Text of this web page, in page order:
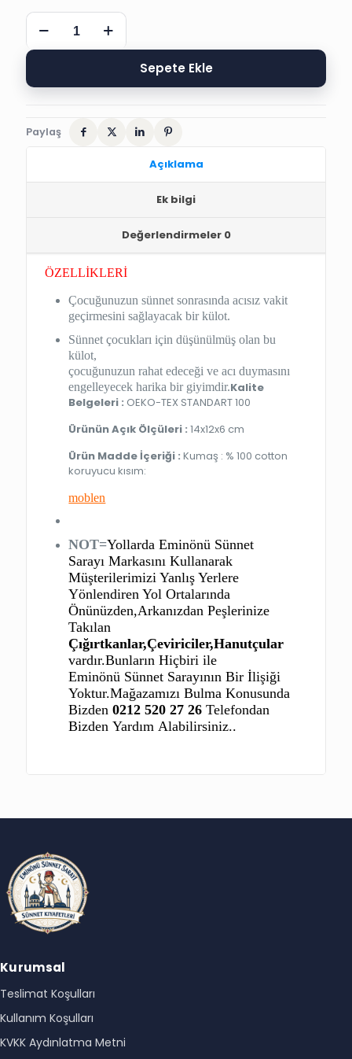
SÜNNET
KÜLODU
LASTİKLİ
İÇ
Sepete Ekle
Paylaş
Açıklama
Ek bilgi
Değerlendirmeler 0
ÖZELLİKLERİ
Çocuğunuzun sünnet sonrasında acısız vakit
geçirmesini sağlayacak bir külot.
Sünnet çocukları için düşünülmüş olan bu
külot,
çocuğunuzun rahat edeceği ve acı duymasını
engelleyecek harika bir giyimdir.Kalite
Belgeleri : OEKO-TEX STANDART 100
Ürünün Açık Ölçüleri :14x12x6 cm
Ürün Madde İçeriği :Kumaş : % 100 cotton
koruyucu kısım:
moblen
NOT=Yollarda Eminönü Sünnet
Sarayı Markasını Kullanarak
Müşterilerimizi Yanlış Yerlere
Yönlendiren Yol Ortalarında
Önünüzden,Arkanızdan Peşlerinize
Takılan
Çığırtkanlar,Çeviriciler,Hanutçular
vardır.Bunların Hiçbiri ile
Eminönü Sünnet Sarayının Bir İlişiği
Yoktur.Mağazamızı Bulma Konusunda
Bizden0212 520 27 26 Telefondan
Bizden Yardım Alabilirsiniz..
Kurumsal
Teslimat Koşulları
Kullanım Koşulları
KVKK Aydınlatma Metni